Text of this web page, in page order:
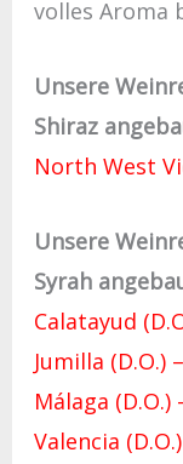
volles Aroma
Unsere
Shiraz
North West
Unsere
Syrah
Calatayud
Jumilla (D.O.)
Málaga (D.O.)
Valencia